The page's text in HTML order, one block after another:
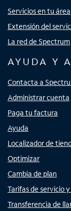
Servicios en tu área
Extensión del
La red de Spectrum
AYUDA Y
Contacta a
Administrar cuenta
Paga tu factura
Ayuda
Localizador de
Optimizar
Cambia de plan
Tarifas de servicio
Transferencia de